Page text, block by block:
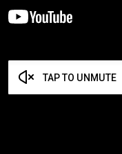
TAP TO UNMUTE